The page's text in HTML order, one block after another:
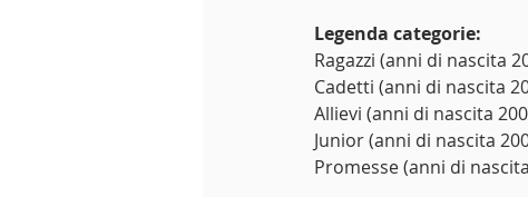
Legenda categorie:
Ragazzi (anni di nascita
Cadetti (anni di nascita
Allievi (anni di nascita
Junior (anni di nascita
Promesse (anni di